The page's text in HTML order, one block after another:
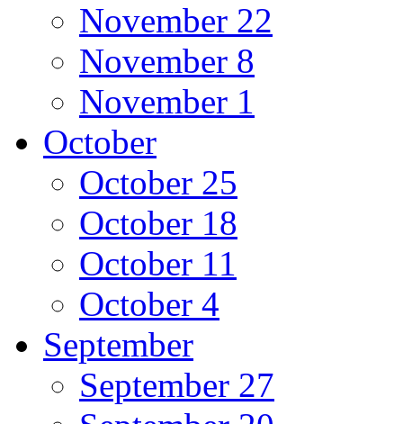
November 22
November 8
November 1
October
October 25
October 18
October 11
October 4
September
September 27